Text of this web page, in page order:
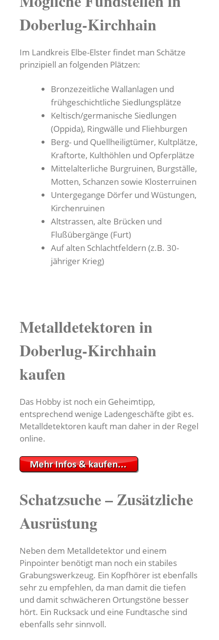
Doberlug-Kirchhain
Im Landkreis Elbe-Elster findet man Schätze
prinzipiell an folgenden Plätzen:
Bronzezeitliche Wallanlagen und
frühgeschichtliche Siedlungsplätze
Keltisch/germanische Siedlungen
(Oppida), Ringwälle und Fliehburgen
Berg- und Quellheiligtümer, Kultplätze,
Kraftorte, Kulthöhlen und Opferplätze
Mittelalterliche Burgruinen, Burgställe,
Motten, Schanzen sowie Klosterruinen
Untergegange Dörfer und Wüstungen,
Kirchenruinen
Altstrassen, alte Brücken und
Flußübergänge (Furt)
Auf alten Schlachtfeldern (z.B. 30-
jähriger Krieg)
Metalldetektoren in
Doberlug-Kirchhain
kaufen
Das Hobby ist noch ein Geheimtipp,
entsprechend wenige Ladengeschäfte gibt es.
Metalldetektoren kauft man daher in der Regel
online.
Schatzsuche – Zusätzliche
Ausrüstung
Neben dem Metalldetektor und einem
Pinpointer benötigt man noch ein stabiles
Grabungswerkzeug. Ein Kopfhörer ist ebenfalls
sehr zu empfehlen, da man damit die tiefen
und damit schwächeren Ortungstöne besser
hört. Ein Rucksack und eine Fundtasche sind
ebenfalls sehr sinnvoll.